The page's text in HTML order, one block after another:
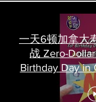
一天6顿加拿大
战 Zero-
Birthday Day in
吃喝玩乐